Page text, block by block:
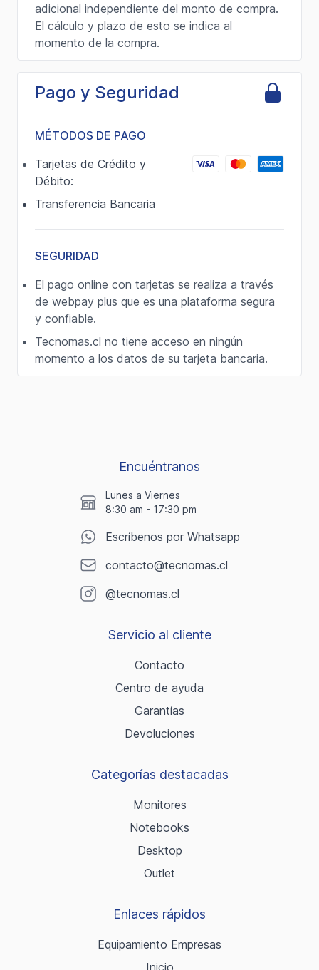
adicional independiente del monto de compra.
El cálculo y plazo de esto se indica al
momento de la compra.
Pago y Seguridad
MÉTODOS DE PAGO
Tarjetas de Crédito y
Débito:
Transferencia Bancaria
SEGURIDAD
El pago online con tarjetas se realiza a través
de webpay plus que es una plataforma segura
y confiable.
Tecnomas.cl no tiene acceso en ningún
momento a los datos de su tarjeta bancaria.
Encuéntranos
Lunes a Viernes
8:30 am - 17:30 pm
Escríbenos por Whatsapp
contacto@tecnomas.cl
@tecnomas.cl
Servicio al cliente
Contacto
Centro de ayuda
Garantías
Devoluciones
Categorías destacadas
Monitores
Notebooks
Desktop
Outlet
Enlaces rápidos
Equipamiento Empresas
Inicio